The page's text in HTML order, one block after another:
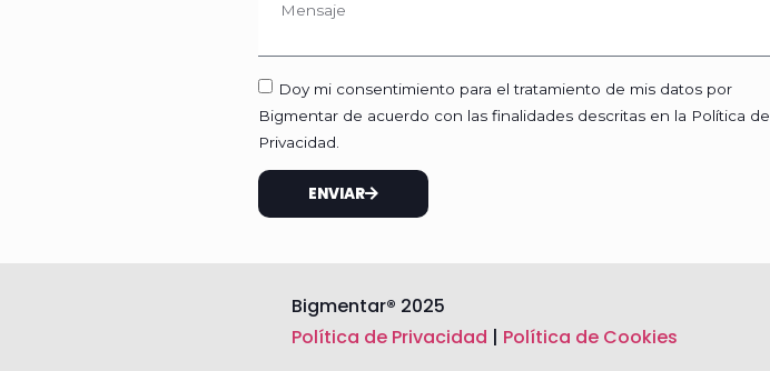
Doy mi consentimiento para el tratamiento de mis datos por
Bigmentar de acuerdo con las finalidades descritas en la Política de
Privacidad.
ENVIAR
Bigmentar® 2025
Política de Privacidad | Política de Cookies